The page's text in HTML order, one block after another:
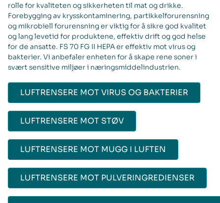
rolle for kvaliteten og sikkerheten til mat og drikke.
Forebygging av krysskontaminering, partikkelforurensning
og mikrobiell forurensning er viktig for å sikre god kvalitet
og lang levetid for produktene, effektiv drift og god helse
for de ansatte. FS 70 FG II HEPA er effektiv mot virus og
bakterier. Vi anbefaler enheten for å skape rene soner i
svært sensitive miljøer i næringsmiddelindustrien.
LUFTRENSERE MOT VIRUS OG BAKTERIER
LUFTRENSERE MOT STØV
LUFTRENSERE MOT MUGG I LUFTEN
LUFTRENSERE MOT PULVERINGREDIENSER